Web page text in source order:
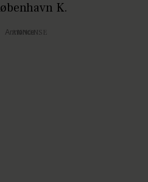
K.
Annonce